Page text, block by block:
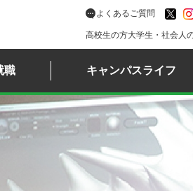
高校生の方大学生・社会人
よくあるご質問
職 キャンパスライフ